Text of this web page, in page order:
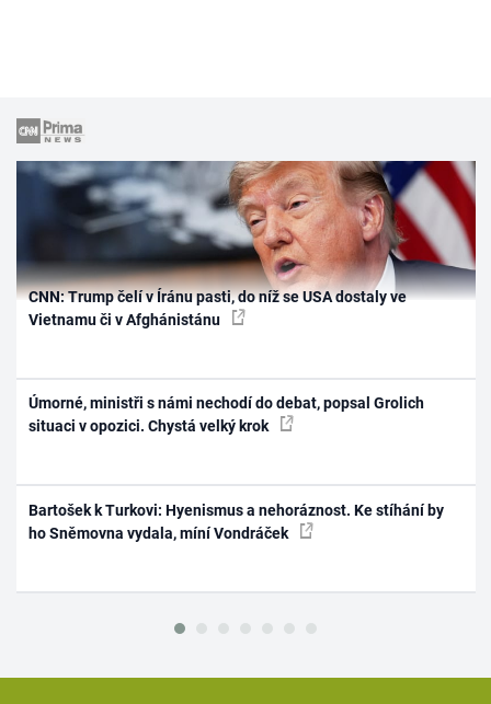
CNN: Trump čelí v Íránu pasti, do níž se USA dostaly ve
Vietnamu či v Afghánistánu
Úmorné, ministři s námi nechodí do debat, popsal Grolich
situaci v opozici. Chystá velký krok
Bartošek k Turkovi: Hyenismus a nehoráznost. Ke stíhání by
ho Sněmovna vydala, míní Vondráček